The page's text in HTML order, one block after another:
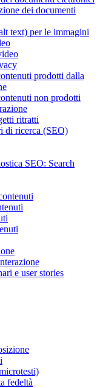
dei documenti
text) per le immagini
prodotti dalla
non prodotti
ritratti
di ricerca (SEO)
SEO: Search
e user stories
fedeltà